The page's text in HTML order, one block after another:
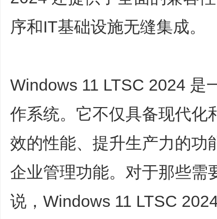
序和IT基础设施无缝集成。
Windows 11 LTSC 2024 是
作系统。它不仅具备现代化
效的性能、提升生产力的功
企业管理功能。对于那些需
说，Windows 11 LTSC